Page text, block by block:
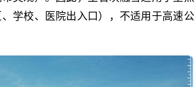
学校、医院出入口），不适用于高速